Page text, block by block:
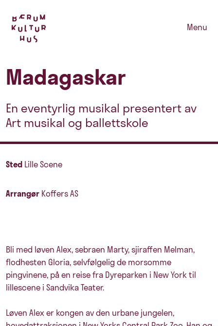
Menu
Madagaskar
En eventyrlig musikal presentert av
Art musikal og ballettskole
Sted Lille Scene
Arrangør Koffers AS
Bli med løven Alex, sebraen Marty, sjiraffen Melman,
flodhesten Gloria, selvfølgelig de morsomme
pingvinene, på en reise fra Dyreparken i New York til
lillescene i Sandvika Teater.
Løven Alex er kongen av den urbane jungelen,